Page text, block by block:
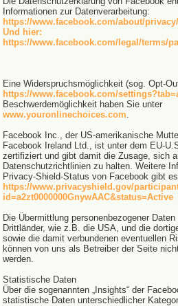
Informationen zur Datenverarbeitung:
https://www.facebook.com/about/privacy/
Und hier:
https://www.facebook.com/legal/terms/
Eine Widerspruchsmöglichkeit (sog. Opt-
https://www.facebook.com/
Beschwerdemöglichkeit haben Sie unter
www.youronlinechoices.com.
Facebook Inc., der US-amerikanische
Facebook Ireland Ltd., ist unter dem EU-
zertifiziert und gibt damit die Zusage, sich
Datenschutzrichtlinien zu halten. Weitere
Privacy-Shield-Status von Facebook gibt
https://www.privacyshield.gov/
id=a2zt0000000GnywAAC&status=Active
Die Übermittlung personenbezogener
Drittländer, wie z.B. die USA, und die
sowie die damit verbundenen eventuellen
können von uns als Betreiber der Seite
werden.
Statistische Daten
Über die sogenannten „Insights“ der
statistische Daten unterschiedlicher